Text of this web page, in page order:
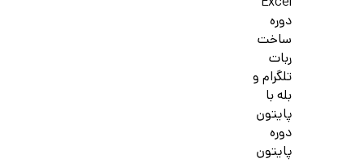
دوره
ساخت
ربات
تلگرام و
بله با
پایتون
دوره
پایتون